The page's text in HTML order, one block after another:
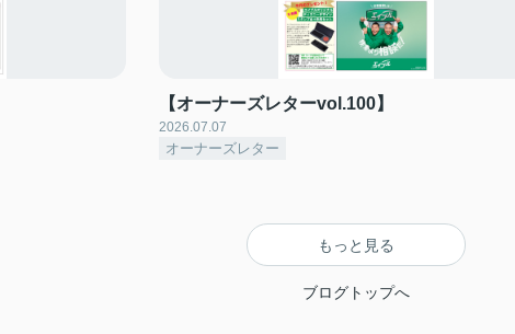
【オーナーズレターvol.100】
2026.07.07
オーナーズレター
もっと見る
ブログトップへ